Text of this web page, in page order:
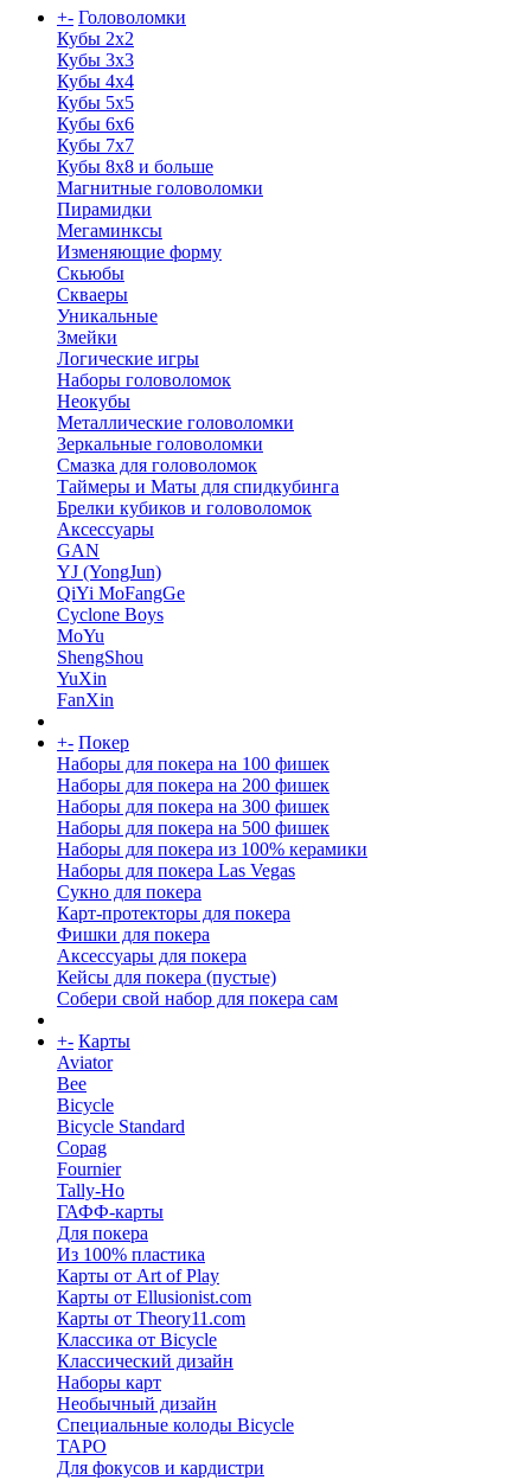
+- Головоломки
Кубы 2х2
Кубы 3х3
Кубы 4x4
Кубы 5х5
Кубы 6х6
Кубы 7х7
Кубы 8х8 и больше
Магнитные головоломки
Пирамидки
Мегаминксы
Изменяющие форму
Скьюбы
Скваеры
Уникальные
Змейки
Логические игры
Наборы головоломок
Неокубы
Металлические головоломки
Зеркальные головоломки
Смазка для головоломок
Таймеры и Маты для спидкубинга
Брелки кубиков и головоломок
Аксессуары
GAN
YJ (YongJun)
QiYi MoFangGe
Cyclone Boys
MoYu
ShengShou
YuXin
FanXin
+- Покер
Наборы для покера на 100 фишек
Наборы для покера на 200 фишек
Наборы для покера на 300 фишек
Наборы для покера на 500 фишек
Наборы для покера из 100% керамики
Наборы для покера Las Vegas
Сукно для покера
Карт-протекторы для покера
Фишки для покера
Аксессуары для покера
Кейсы для покера (пустые)
Собери свой набор для покера сам
+- Карты
Aviator
Bee
Bicycle
Bicycle Standard
Copag
Fournier
Tally-Ho
ГАФФ-карты
Для покера
Из 100% пластика
Карты от Art of Play
Карты от Ellusionist.com
Карты от Theory11.com
Классика от Bicycle
Классический дизайн
Наборы карт
Необычный дизайн
Специальные колоды Bicycle
ТАРО
Для фокусов и кардистри